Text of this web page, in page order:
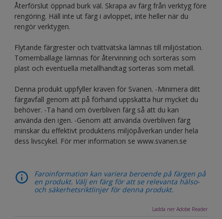
Återförslut öppnad burk väl. Skrapa av färg från verktyg före
rengöring. Häll inte ut färg i avloppet, inte heller när du
rengör verktygen.
Flytande färgrester och tvättvätska lämnas till miljöstation.
Tomemballage lämnas för återvinning och sorteras som
plast och eventuella metallhandtag sorteras som metall.
Denna produkt uppfyller kraven för Svanen. -Minimera ditt
färgavfall genom att på förhand uppskatta hur mycket du
behöver. -Ta hand om överbliven färg så att du kan
använda den igen. -Genom att använda överbliven färg
minskar du effektivt produktens miljöpåverkan under hela
dess livscykel. För mer information se www.svanen.se
Faroinformation kan variera beroende på färgen på
en produkt. Välj en färg för att se relevanta hälso-
och säkerhetsriktlinjer för denna produkt.
Ladda ner Adobe Reader